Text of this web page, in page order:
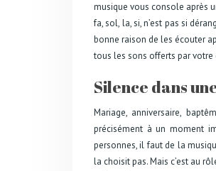
musique vous console après
fa, sol, la, si, n’est pas si
bonne raison de les écouter
tous les sons offerts par votre
Silence dans
Mariage, anniversaire,
précisément à un moment
personnes, il faut de la
la choisit pas. Mais c’est au